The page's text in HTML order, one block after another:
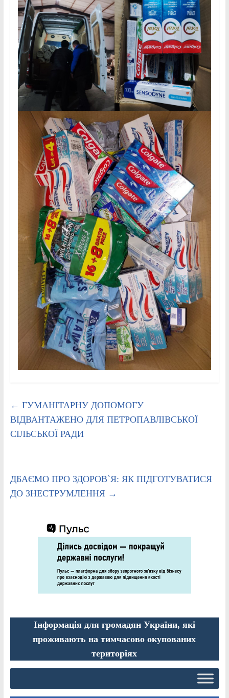
← ГУМАНІТАРНУ ДОПОМОГУ
ВІДВАНТАЖЕНО ДЛЯ ПЕТРОПАВЛІВСЬКОЇ
СІЛЬСЬКОЇ РАДИ
ДБАЄМО ПРО ЗДОРОВ`Я: ЯК ПІДГОТУВАТИСЯ
ДО ЗНЕСТРУМЛЕННЯ →
Інформація для громадян України, які
проживають на тимчасово окупованих
територіях